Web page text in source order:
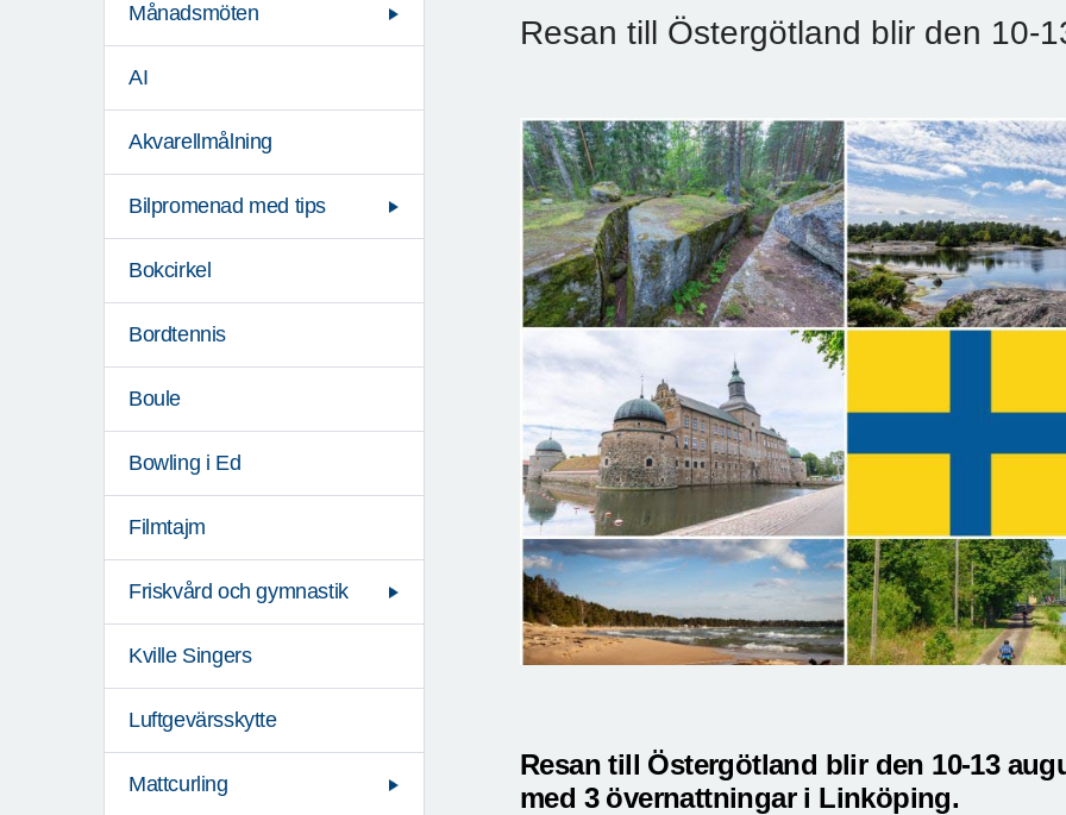
Månadsmöten
AI
Akvarellmålning
Bilpromenad med tips
Bokcirkel
Bordtennis
Boule
Bowling i Ed
Filmtajm
Friskvård och gymnastik
Kville Singers
Luftgevärsskytte
Mattcurling
Resan till Östergötland blir den 10-
Resan till Östergötland blir den 10-13
med 3 övernattningar i Linköping.